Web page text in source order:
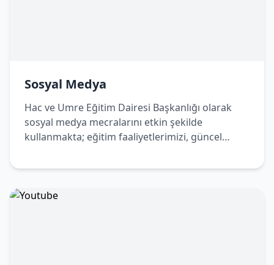
Sosyal Medya
Hac ve Umre Eğitim Dairesi Başkanlığı olarak
sosyal medya mecralarını etkin şekilde
kullanmakta; eğitim faaliyetlerimizi, güncel
dijital platformlar üzerinden de
medya hesaplarımızdan takip ederek